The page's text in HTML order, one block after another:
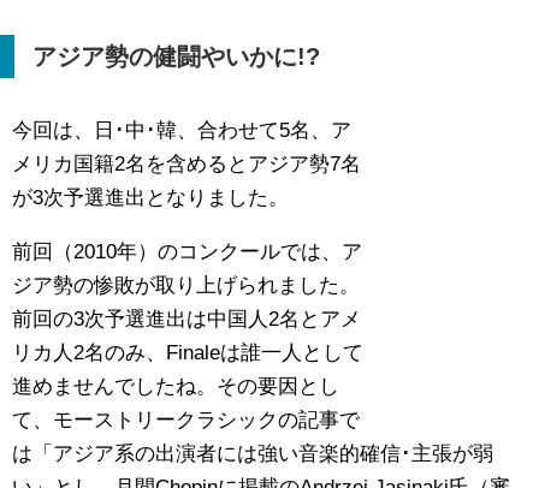
アジア勢の健闘やいかに!?
今回は、日･中･韓、合わせて5名、ア
メリカ国籍2名を含めるとアジア勢7名
が3次予選進出となりました。
前回（2010年）のコンクールでは、ア
ジア勢の惨敗が取り上げられました。
前回の3次予選進出は中国人2名とアメ
リカ人2名のみ、Finaleは誰一人として
進めませんでしたね。その要因とし
て、モーストリークラシックの記事で
は「アジア系の出演者には強い音楽的確信･主張が弱